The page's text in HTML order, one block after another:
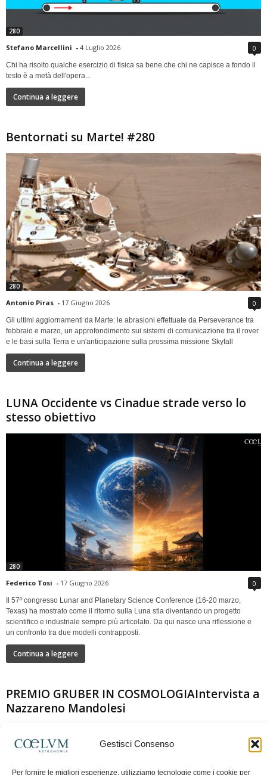
Gestisci Consenso
Per fornire le migliori esperienze, utilizziamo tecnologie come i cookie per
280
Stefano Marcellini - 4 Luglio 2026 0
Chi ha risolto qualche esercizio di fisica sa bene che chi ne capisce a fondo il
testo è a metà dell'opera...
Continua a leggere
Bentornati su Marte! #280
280
Antonio Piras - 17 Giugno 2026 0
Gli ultimi aggiornamenti da Marte: le abrasioni effettuate da Perseverance tra
febbraio e marzo, un approfondimento sui sistemi di comunicazione tra il rover
e le basi sulla Terra e un'anticipazione sulla prossima missione Skyfall
Continua a leggere
LUNA Occidente vs Cinadue strade verso lo
stesso obiettivo
280
Federico Tosi - 17 Giugno 2026 0
Il 57º congresso Lunar and Planetary Science Conference (16-20 marzo,
Texas) ha mostrato come il ritorno sulla Luna stia diventando un progetto
scientifico e industriale sempre più articolato. Da qui nasce una riflessione e
un confronto tra due modelli contrapposti.
Continua a leggere
PREMIO GRUBER IN COSMOLOGIAIntervista a
Nazzareno Mandolesi